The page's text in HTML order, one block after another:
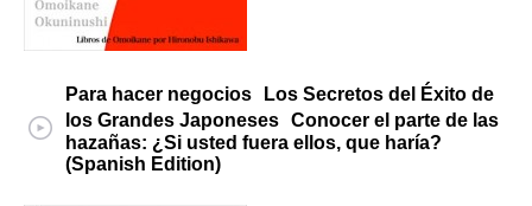
Para hacer negocios Los Secretos del Éxito de
los Grandes Japoneses Conocer el parte de las
hazañas: ¿Si usted fuera ellos, que haría?
(Spanish Edition)